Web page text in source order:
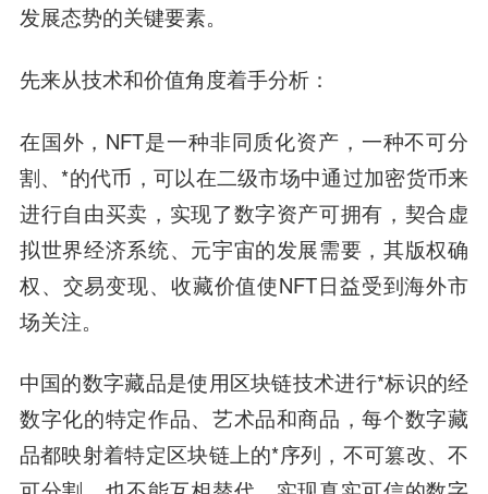
发展态势的关键要素。
先来从技术和价值角度着手分析：
在国外，NFT是一种非同质化资产，一种不可分
割、*的代币，可以在二级市场中通过加密货币来
进行自由买卖，实现了数字资产可拥有，契合虚
拟世界经济系统、元宇宙的发展需要，其版权确
权、交易变现、收藏价值使NFT日益受到海外市
场关注。
中国的数字藏品是使用区块链技术进行*标识的经
数字化的特定作品、艺术品和商品，每个数字藏
品都映射着特定区块链上的*序列，不可篡改、不